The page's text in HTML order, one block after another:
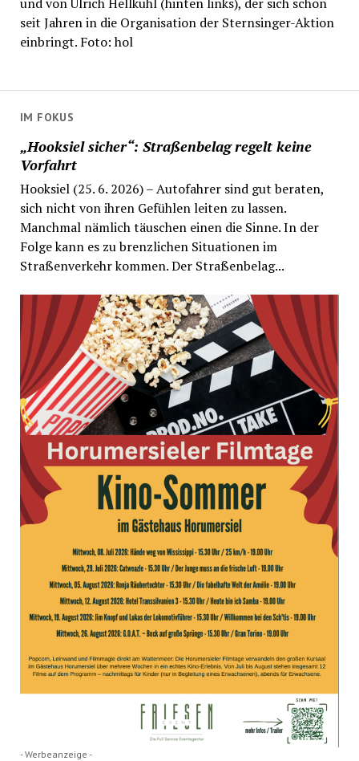
IM FOKUS
„Hooksiel sicher“: Straßenbelag regelt keine
Vorfahrt
Hooksiel (25. 6. 2026) – Autofahrer sind gut beraten,
sich nicht von ihren Gefühlen leiten zu lassen.
Manchmal nämlich täuschen einen die Sinne. In der
Folge kann es zu brenzlichen Situationen im
Straßenverkehr kommen. Der Straßenbelag...
- Werbeanzeige -
seit Jahren in die Organisation der Sternsinger-Aktion
einbringt. Foto: hol